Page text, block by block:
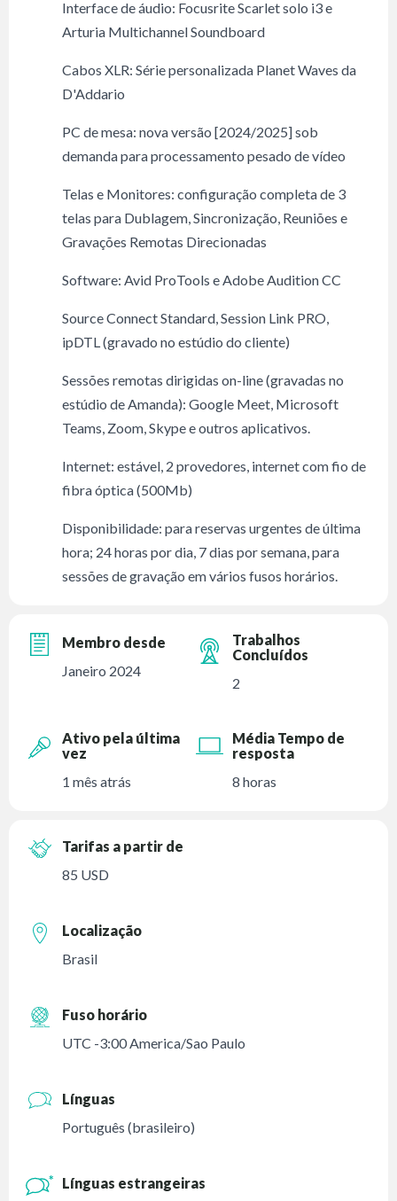
Interface de áudio: Focusrite Scarlet solo i3 e
Arturia Multichannel Soundboard
Cabos XLR: Série personalizada Planet Waves da
D'Addario
PC de mesa: nova versão [2024/2025] sob
demanda para processamento pesado de vídeo
Telas e Monitores: configuração completa de 3
telas para Dublagem, Sincronização, Reuniões e
Gravações Remotas Direcionadas
Software: Avid ProTools e Adobe Audition CC
Source Connect Standard, Session Link PRO,
ipDTL (gravado no estúdio do cliente)
Sessões remotas dirigidas on-line (gravadas no
estúdio de Amanda): Google Meet, Microsoft
Teams, Zoom, Skype e outros aplicativos.
Internet: estável, 2 provedores, internet com fio de
fibra óptica (500Mb)
Disponibilidade: para reservas urgentes de última
hora; 24 horas por dia, 7 dias por semana, para
sessões de gravação em vários fusos horários.
Membro desde
Janeiro 2024
Trabalhos
Concluídos
2
Ativo pela última
vez
1 mês atrás
Média Tempo de
resposta
8 horas
Tarifas a partir de
85 USD
Localização
Brasil
Fuso horário
UTC -3:00 America/Sao Paulo
Línguas
Português (brasileiro)
Línguas estrangeiras